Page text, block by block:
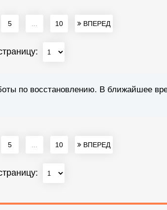
5 10 ВПЕРЕД
по восстановлению. В ближайшее
5 10 ВПЕРЕД